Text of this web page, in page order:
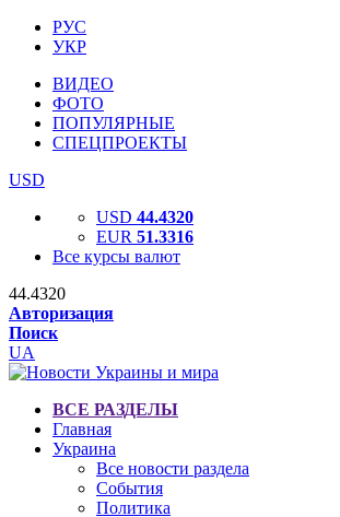
РУС
УКР
ВИДЕО
ФОТО
ПОПУЛЯРНЫЕ
СПЕЦПРОЕКТЫ
USD
USD 44.4320
EUR 51.3316
Все курсы валют
44.4320
Авторизация
Поиск
UA
ВСЕ РАЗДЕЛЫ
Главная
Украина
Все новости раздела
События
Политика